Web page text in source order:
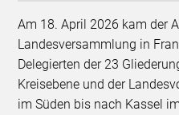
Am 18. April 2026 kam der
Landesversammlung in
Delegierten der 23
Kreisebene und der
im Süden bis nach Kassel